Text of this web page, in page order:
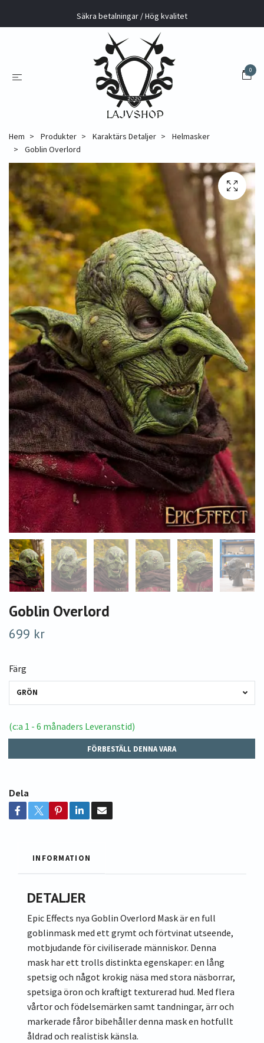
Säkra betalningar / Hög kvalitet
0
Hem Produkter Karaktärs Detaljer
Helmasker
Goblin Overlord
Goblin Overlord
699 kr
Färg
GRÖN
(c:a 1 - 6 månaders Leveranstid)
FÖRBESTÄLL DENNA VARA
Dela
INFORMATION
DETALJER
Epic Effects nya Goblin Overlord Mask är en full
goblinmask med ett grymt och förtvinat utseende,
motbjudande för civiliserade människor. Denna
mask har ett trolls distinkta egenskaper: en lång
spetsig och något krokig näsa med stora näsborrar,
spetsiga öron och kraftigt texturerad hud. Med flera
vårtor och födelsemärken samt tandningar, ärr och
markerade fåror bibehåller denna mask en hotfullt
åldrad och realistisk känsla.